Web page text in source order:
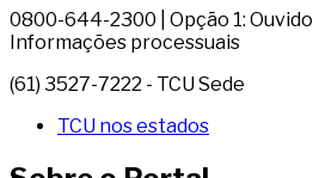
0800-644-2300 | Opção 1:
Informações processuais
(61) 3527-7222 - TCU Sede
TCU nos estados